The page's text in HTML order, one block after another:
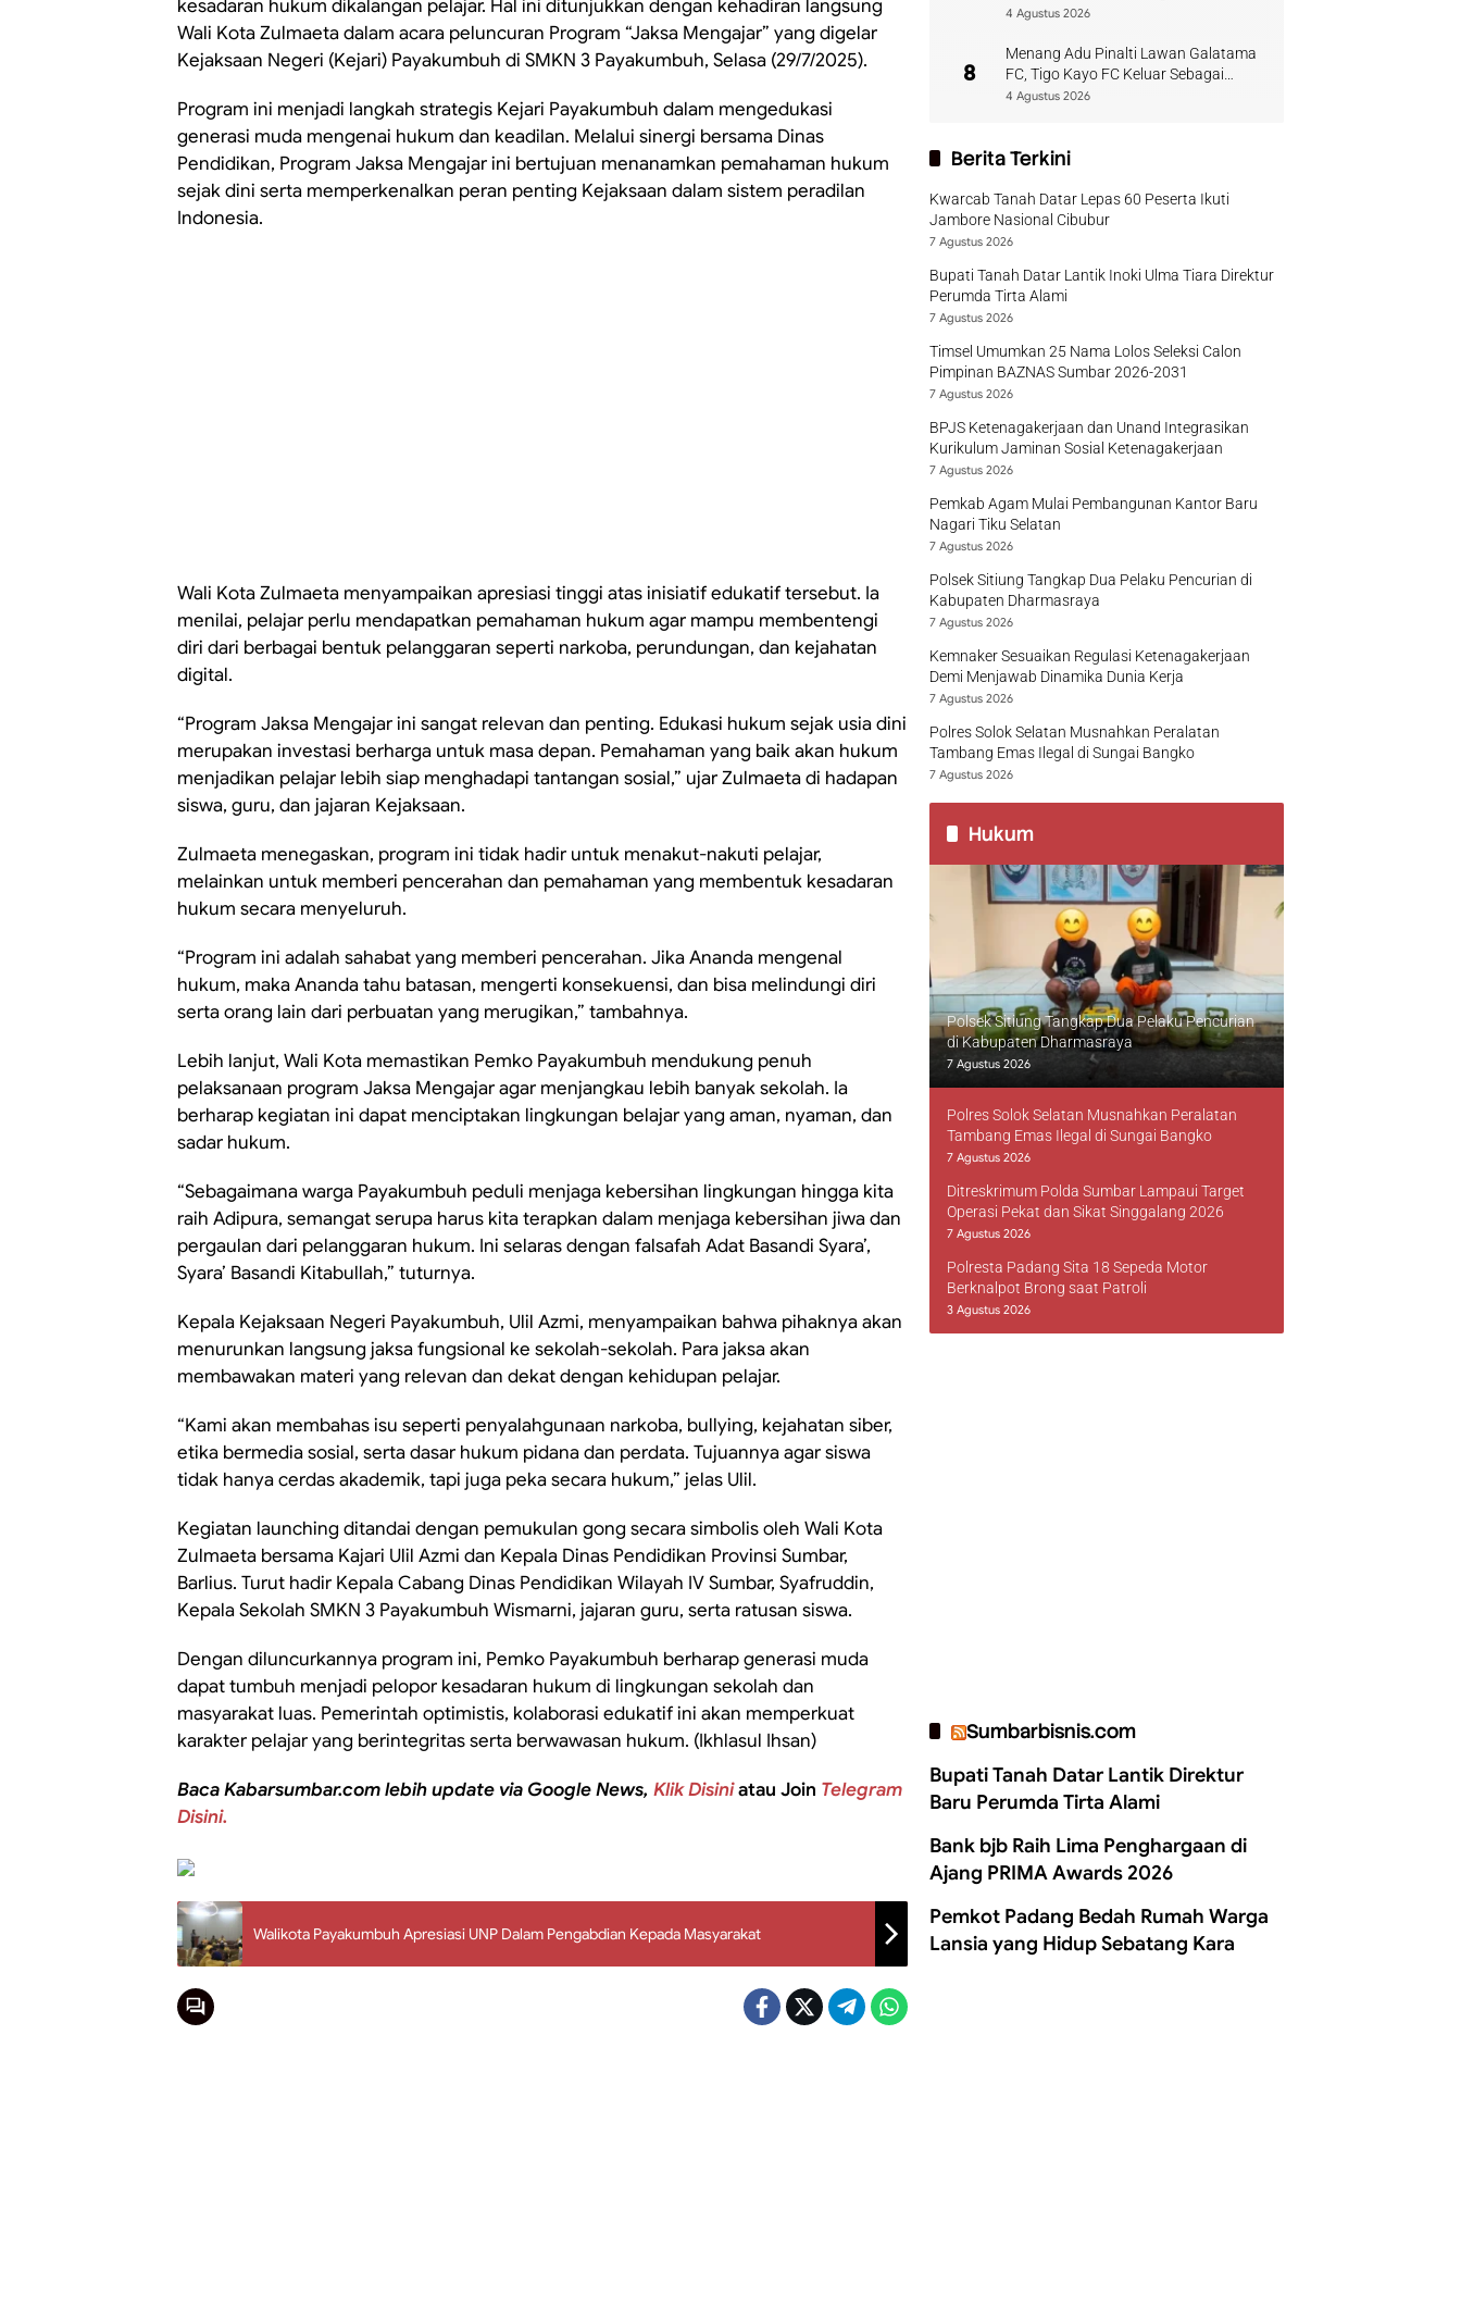
kesadaran hukum dikalangan pelajar. Hal ini ditunjukkan dengan kehadiran langsung
Wali Kota Zulmaeta dalam acara peluncuran Program “Jaksa Mengajar” yang digelar
Kejaksaan Negeri (Kejari) Payakumbuh di SMKN 3 Payakumbuh, Selasa (29/7/2025).
Program ini menjadi langkah strategis Kejari Payakumbuh dalam mengedukasi
generasi muda mengenai hukum dan keadilan. Melalui sinergi bersama Dinas
Pendidikan, Program Jaksa Mengajar ini bertujuan menanamkan pemahaman hukum
sejak dini serta memperkenalkan peran penting Kejaksaan dalam sistem peradilan
Indonesia.
Wali Kota Zulmaeta menyampaikan apresiasi tinggi atas inisiatif edukatif tersebut. Ia
menilai, pelajar perlu mendapatkan pemahaman hukum agar mampu membentengi
diri dari berbagai bentuk pelanggaran seperti narkoba, perundungan, dan kejahatan
digital.
“Program Jaksa Mengajar ini sangat relevan dan penting. Edukasi hukum sejak usia dini
merupakan investasi berharga untuk masa depan. Pemahaman yang baik akan hukum
menjadikan pelajar lebih siap menghadapi tantangan sosial,” ujar Zulmaeta di hadapan
siswa, guru, dan jajaran Kejaksaan.
Zulmaeta menegaskan, program ini tidak hadir untuk menakut-nakuti pelajar,
melainkan untuk memberi pencerahan dan pemahaman yang membentuk kesadaran
hukum secara menyeluruh.
“Program ini adalah sahabat yang memberi pencerahan. Jika Ananda mengenal
hukum, maka Ananda tahu batasan, mengerti konsekuensi, dan bisa melindungi diri
serta orang lain dari perbuatan yang merugikan,” tambahnya.
Lebih lanjut, Wali Kota memastikan Pemko Payakumbuh mendukung penuh
pelaksanaan program Jaksa Mengajar agar menjangkau lebih banyak sekolah. Ia
berharap kegiatan ini dapat menciptakan lingkungan belajar yang aman, nyaman, dan
sadar hukum.
“Sebagaimana warga Payakumbuh peduli menjaga kebersihan lingkungan hingga kita
raih Adipura, semangat serupa harus kita terapkan dalam menjaga kebersihan jiwa dan
pergaulan dari pelanggaran hukum. Ini selaras dengan falsafah Adat Basandi Syara’,
Syara’ Basandi Kitabullah,” tuturnya.
Kepala Kejaksaan Negeri Payakumbuh, Ulil Azmi, menyampaikan bahwa pihaknya akan
menurunkan langsung jaksa fungsional ke sekolah-sekolah. Para jaksa akan
membawakan materi yang relevan dan dekat dengan kehidupan pelajar.
“Kami akan membahas isu seperti penyalahgunaan narkoba, bullying, kejahatan siber,
etika bermedia sosial, serta dasar hukum pidana dan perdata. Tujuannya agar siswa
tidak hanya cerdas akademik, tapi juga peka secara hukum,” jelas Ulil.
Kegiatan launching ditandai dengan pemukulan gong secara simbolis oleh Wali Kota
Zulmaeta bersama Kajari Ulil Azmi dan Kepala Dinas Pendidikan Provinsi Sumbar,
Barlius. Turut hadir Kepala Cabang Dinas Pendidikan Wilayah IV Sumbar, Syafruddin,
Kepala Sekolah SMKN 3 Payakumbuh Wismarni, jajaran guru, serta ratusan siswa.
Dengan diluncurkannya program ini, Pemko Payakumbuh berharap generasi muda
dapat tumbuh menjadi pelopor kesadaran hukum di lingkungan sekolah dan
masyarakat luas. Pemerintah optimistis, kolaborasi edukatif ini akan memperkuat
karakter pelajar yang berintegritas serta berwawasan hukum. (Ikhlasul Ihsan)
Baca Kabarsumbar.com lebih update via Google News, Klik Disiniatau Join Telegram
Disini.
Walikota Payakumbuh Apresiasi UNP Dalam Pengabdian Kepada Masyarakat
Bendera
4 Agustus 2026
8
Menang Adu Pinalti Lawan Galatama
FC, Tigo Kayo FC Keluar Sebagai
Juara Piala Walikota Payakumbuh
4 Agustus 2026
Berita Terkini
Kwarcab Tanah Datar Lepas 60 Peserta Ikuti
Jambore Nasional Cibubur
7 Agustus 2026
Bupati Tanah Datar Lantik Inoki Ulma Tiara Direktur
Perumda Tirta Alami
7 Agustus 2026
Timsel Umumkan 25 Nama Lolos Seleksi Calon
Pimpinan BAZNAS Sumbar 2026-2031
7 Agustus 2026
BPJS Ketenagakerjaan dan Unand Integrasikan
Kurikulum Jaminan Sosial Ketenagakerjaan
7 Agustus 2026
Pemkab Agam Mulai Pembangunan Kantor Baru
Nagari Tiku Selatan
7 Agustus 2026
Polsek Sitiung Tangkap Dua Pelaku Pencurian di
Kabupaten Dharmasraya
7 Agustus 2026
Kemnaker Sesuaikan Regulasi Ketenagakerjaan
Demi Menjawab Dinamika Dunia Kerja
7 Agustus 2026
Polres Solok Selatan Musnahkan Peralatan
Tambang Emas Ilegal di Sungai Bangko
7 Agustus 2026
Hukum
Polsek Sitiung Tangkap Dua Pelaku Pencurian
di Kabupaten Dharmasraya
7 Agustus 2026
Polres Solok Selatan Musnahkan Peralatan
Tambang Emas Ilegal di Sungai Bangko
7 Agustus 2026
Ditreskrimum Polda Sumbar Lampaui Target
Operasi Pekat dan Sikat Singgalang 2026
7 Agustus 2026
Polresta Padang Sita 18 Sepeda Motor
Berknalpot Brong saat Patroli
3 Agustus 2026
Sumbarbisnis.com
Bupati Tanah Datar Lantik Direktur
Baru Perumda Tirta Alami
Bank bjb Raih Lima Penghargaan di
Ajang PRIMA Awards 2026
Pemkot Padang Bedah Rumah Warga
Lansia yang Hidup Sebatang Kara